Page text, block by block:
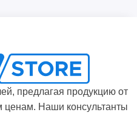
предлагая продукцию от
ценам. Наши консультанты